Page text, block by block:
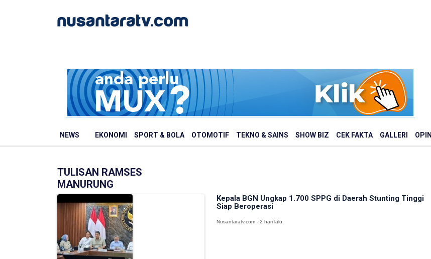
NEWS EKONOMI SPORT & BOLA OTOMOTIF TEKNO & SAINS SHOW BIZ CEK FAKTA GALLERI OPINI
TULISAN RAMSES
MANURUNG
Kepala BGN Ungkap 1.700 SPPG di Daerah Stunting Tinggi
Siap Beroperasi
Nusantaratv.com - 2 hari lalu